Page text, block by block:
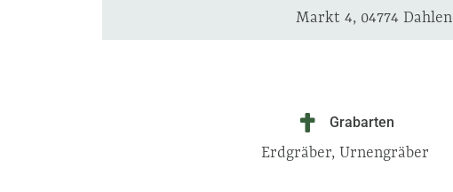
Markt 4, 04774 Dahlen
Grabarten
Erdgräber, Urnengräber